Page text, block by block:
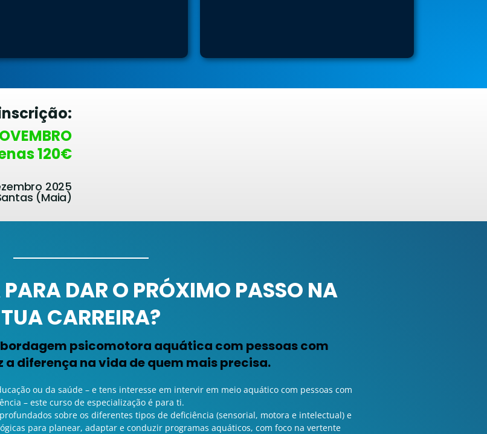
120€
2025
(Maia)
DAR O PRÓXIMO PASSO NA
TUA CARREIRA?
psicomotora aquática com pessoas com
a diferença na vida de quem mais precisa.
ou da saúde – e tens interesse em intervir em meio aquático com pessoas com
– este curso de especialização é para ti.
sobre os diferentes tipos de deficiência (sensorial, motora e intelectual) e
para planear, adaptar e conduzir programas aquáticos, com foco na vertente